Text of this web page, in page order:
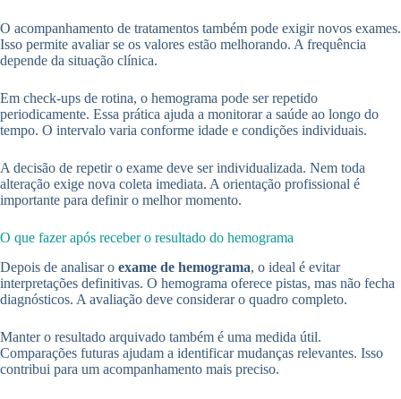
O acompanhamento de tratamentos também pode exigir novos exames.
Isso permite avaliar se os valores estão melhorando. A frequência
depende da situação clínica.
Em check-ups de rotina, o hemograma pode ser repetido
periodicamente. Essa prática ajuda a monitorar a saúde ao longo do
tempo. O intervalo varia conforme idade e condições individuais.
A decisão de repetir o exame deve ser individualizada. Nem toda
alteração exige nova coleta imediata. A orientação profissional é
importante para definir o melhor momento.
O que fazer após receber o resultado do hemograma
Depois de analisar o exame de hemograma, o ideal é evitar
interpretações definitivas. O hemograma oferece pistas, mas não fecha
diagnósticos. A avaliação deve considerar o quadro completo.
Manter o resultado arquivado também é uma medida útil.
Comparações futuras ajudam a identificar mudanças relevantes. Isso
contribui para um acompanhamento mais preciso.